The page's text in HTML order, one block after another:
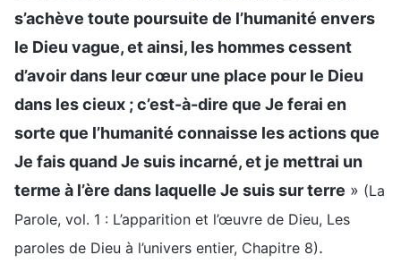
s’achève toute poursuite de l’humanité envers
le Dieu vague, et ainsi, les hommes cessent
d’avoir dans leur cœur une place pour le Dieu
dans les cieux ; c’est-à-dire que Je ferai en
sorte que l’humanité connaisse les actions que
Je fais quand Je suis incarné, et je mettrai un
terme à l’ère dans laquelle Je suis sur terre » (La
Parole, vol. 1 : L’apparition et l’œuvre de Dieu, Les
paroles de Dieu à l’univers entier, Chapitre 8).